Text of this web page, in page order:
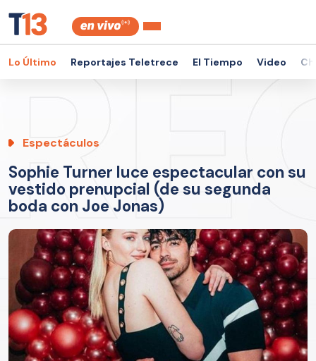
Lo Último Reportajes Teletrece El Tiempo Video
Espectáculos
Sophie Turner luce espectacular con su
vestido prenupcial (de su segunda
boda con Joe Jonas)